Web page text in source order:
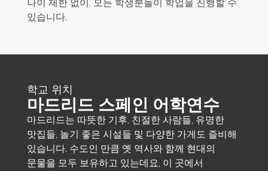
나이 제한 없이, 모든 학생분들이 학업을 진행할 수
있습니다.
학교 위치
마드리드 스페인 어학연수
마드리드는 따뜻한 기후, 친절한 사람들, 유명한
맛집들, 놀기 좋은 시설들 및 다양한 가게도 즐비해
있습니다. 수도인 만큼 옛 역사와 함께 현대의
문물을 모두 보유하고 있는데요, 이 곳에서